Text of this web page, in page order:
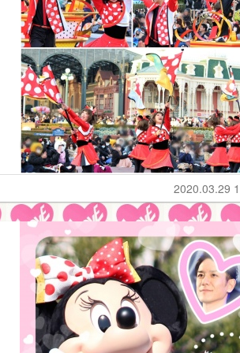
2020.03.29